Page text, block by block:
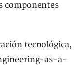
componentes
tecnológica,
as-a-